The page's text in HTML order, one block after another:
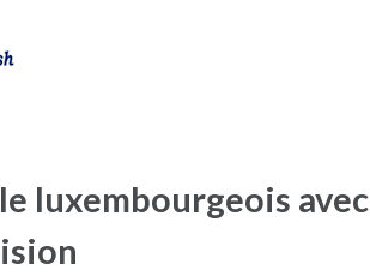
luxembourgeois avec